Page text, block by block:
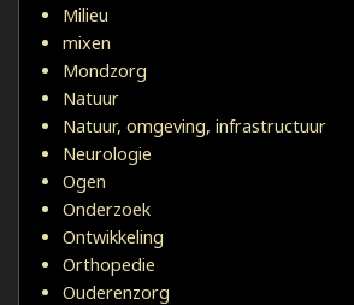
Milieu
mixen
Mondzorg
Natuur
Natuur, omgeving, infrastructuur
Neurologie
Ogen
Onderzoek
Ontwikkeling
Orthopedie
Ouderenzorg